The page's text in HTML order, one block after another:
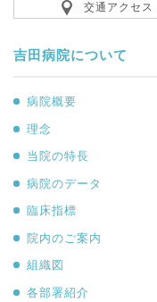
交通アクセス
吉田病院について
病院概要
理念
当院の特長
病院のデータ
臨床指標
院内のご案内
組織図
各部署紹介